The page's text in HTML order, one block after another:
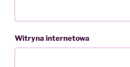
Witryna internetowa